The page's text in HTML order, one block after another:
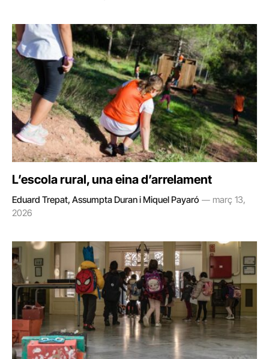
L’escola rural, una eina d’arrelament
Eduard Trepat, Assumpta Duran i Miquel Payaró
març 13,
2026